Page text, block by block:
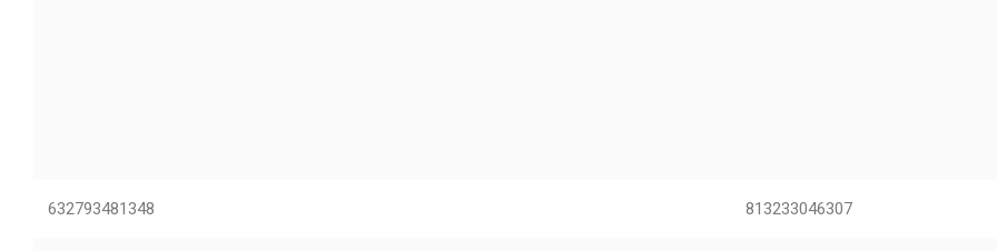
632793481348 813233046307